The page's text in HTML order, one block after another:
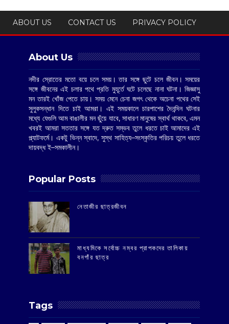
ABOUT US CONTACT US PRIVACY POLICY
About Us
নদীর স্রোতের মতো বয়ে চলে সময়। তার সঙ্গে ছুটে চলে জীবন। সময়ের
সঙ্গে জীবনের এই চলার পথে প্রতি মুহূর্তে ঘটে চলেছে নানা ঘটনা। জিজ্ঞাসু
মন তারই খোঁজ পেতে চায়। সময় মেনে চেনা জগৎ থেকে অচেনা পথের সেই
সুলুকসন্ধান দিতে চাই আমরা। এই সময়কালে চারপাশের দৈনন্দিন ঘটনার
মধ্যে যেগুলি আম বাঙালীর মন ছুঁয়ে যাবে, সাধারণ মানুষের স্বার্থ থাকবে, এমন
খবরই আমরা সততার সঙ্গে যত দ্রুত সম্ভব তুলে ধরতে চাই আমাদের এই
প্ল্যাটফর্মে। একটু ভিন্ন স্বাদে, সুস্থ সাহিত্য–সংস্কৃতির পরিচয় তুলে ধরতে
দায়বদ্ধ ই–সমকালীন।
Popular Posts
‌নেতাজীর ছাত্রজীবন
মাধ্যমিকে সর্বোচ্চ নম্বর প্রাপকদের তালিকায়
বনগাঁর ছাত্র
Tags